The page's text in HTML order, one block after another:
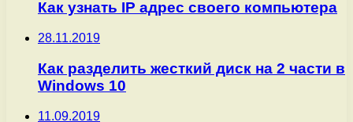
Как узнать IP адрес своего компьютера
28.11.2019
Как разделить жесткий диск на 2 части в
Windows 10
11.09.2019